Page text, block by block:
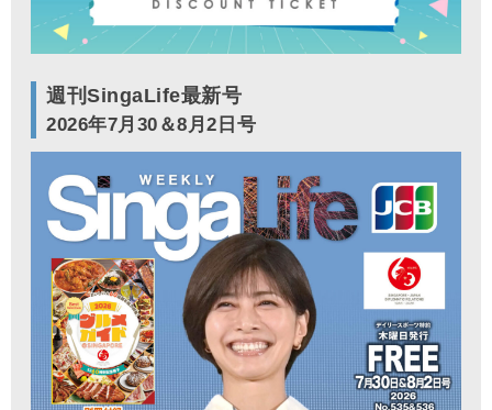
週刊SingaLife最新号
2026年7月30＆8月2日号